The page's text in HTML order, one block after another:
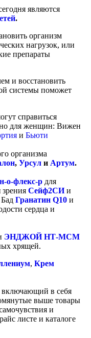
являются
.
организм
нагрузок, или
препараты
и восстановить
системы поможет
справиться
для женщин: Вижен
и Бьюти
организма
, Урсул и Артум.
о-флекс-р для
зрения Сейф2СИ и
Гранатин Q10 и
сердца и
ЭНДЖОЙ НТ-МСМ
хрящей.
, Крем
включающий в себя
выше товары
и
листе и каталоге